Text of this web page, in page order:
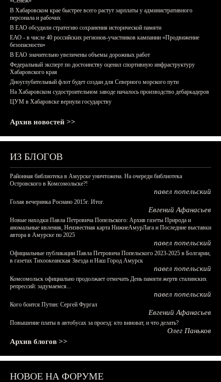
В Хабаровском крае быстрее всего растут зарплаты у административного
персонала и рабочих
В ЕАО обсудили стратегию сохранения исторической памяти
ЕАО - в числе 40 российских регионов-участников кампании «Продвижение
безопасности»
В ЕАО значительно увеличены объемы дорожных работ
Федеральный эксперт по достоинству оценил спортивную инфраструктуру
Хабаровского края
Дноуглубительный флот будет создан для Северного морского пути
На Хабаровском судостроительном заводе началось производство дебаркадеров
ЦУМ в Хабаровске вернули государству
Архив новостей >>
ИЗ БЛОГОВ
Районная библиотека в Амурске уничтожена. На очереди библиотека
Островского в Комсомольске?!
павел попельский
Голая вечеринка Роснано 2015г. Итог.
Евгений Афанасьев
Новые находки Павла Петровича Попельского: Архив газеты Природа и
аномальные явления, Неизвестная карта НижнеАмурЛага и Последние выставки
автора в Амурске по 2025
павел попельский
Официальные публикации Павла Петровича Попельского 2023-2025 в Болгарии,
в газетах Тихоокеанская Звезда и Наш Город Амурск
павел попельский
Комсомольск официально продолжает отмечать День памяти жертв сталинских
репрессий: задумаемся...
павел попельский
Кого боится Путин: Сергей Фургал
Евгений Афанасьев
Повышение платы в автобусах за проезд: кто виноват, и что делать?
Олег Паньков
Архив блогов >>
НОВОЕ НА ФОРУМЕ